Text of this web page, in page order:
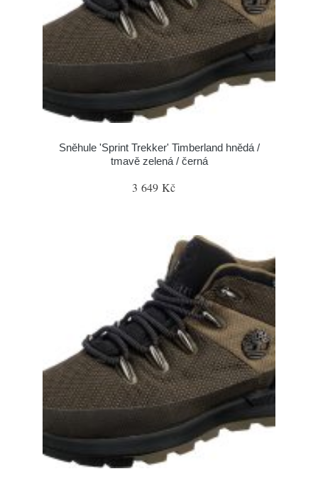
Sněhule 'Sprint Trekker' Timberland hnědá /
tmavě zelená / černá
3 649 Kč